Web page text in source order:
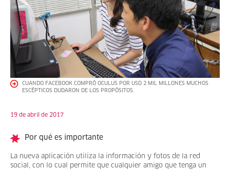
CUANDO FACEBOOK COMPRÓ OCULUS POR USD 2 MIL MILLONES MUCHOS
ESCÉPTICOS DUDARON DE LOS PROPÓSITOS.
19 de abril de 2017
Por qué es importante
La nueva aplicación utiliza la información y fotos de la red
social, con lo cual permite que cualquier amigo que tenga un